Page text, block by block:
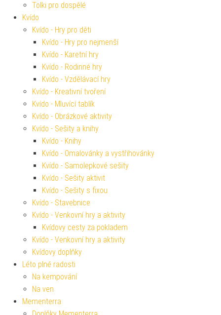
Tolki pro dospělé
Kvído
Kvído - Hry pro děti
Kvído - Hry pro nejmenší
Kvído - Karetní hry
Kvído - Rodinné hry
Kvído - Vzdělávací hry
Kvído - Kreativní tvoření
Kvído - Mluvící tablík
Kvído - Obrázkové aktivity
Kvído - Sešity a knihy
Kvído - Knihy
Kvído - Omalovánky a vystřihovánky
Kvído - Samolepkové sešity
Kvído - Sešity aktivit
Kvído - Sešity s fixou
Kvído - Stavebnice
Kvído - Venkovní hry a aktivity
Kvídovy cesty za pokladem
Kvído - Venkovní hry a aktivity
Kvídovy doplňky
Léto plné radosti
Na kempování
Na ven
Mementerra